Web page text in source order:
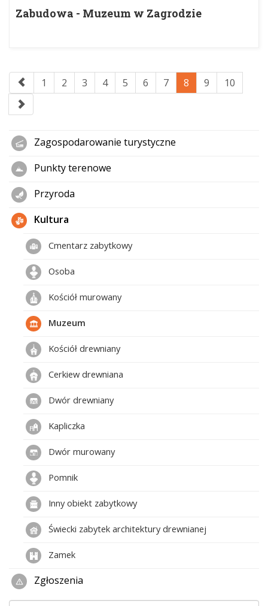
Zabudowa - Muzeum w Zagrodzie
1 2 3 4 5 6 7 8 9 10
Zagospodarowanie turystyczne
Punkty terenowe
Przyroda
Kultura
Cmentarz zabytkowy
Osoba
Kościół murowany
Muzeum
Kościół drewniany
Cerkiew drewniana
Dwór drewniany
Kapliczka
Dwór murowany
Pomnik
Inny obiekt zabytkowy
Świecki zabytek architektury drewnianej
Zamek
Zgłoszenia